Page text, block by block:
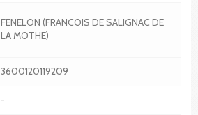
FENELON (FRANCOIS DE SALIGNAC DE
LA MOTHE)
3600120119209
-